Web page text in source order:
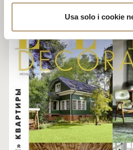
Usa solo i cookie